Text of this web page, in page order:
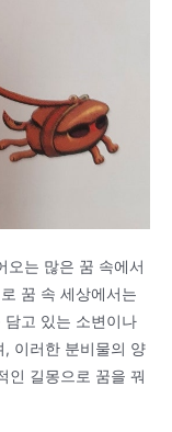
오는 많은 꿈 속에서
꿈 속 세상에서는
고 있는 소변이나
, 이러한 분비물의 양
인 길몽으로 꿈을 꿔